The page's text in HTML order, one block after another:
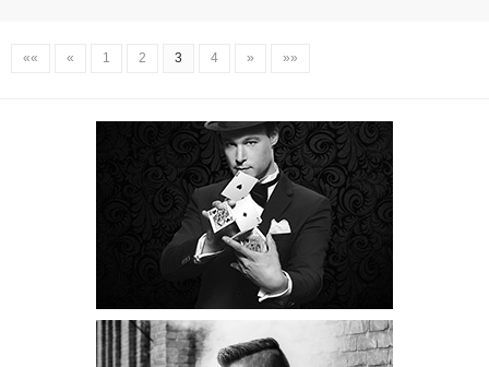
«« « 1 2 3 4 » »»